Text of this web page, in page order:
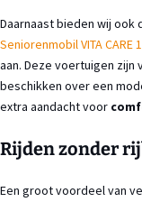
Daarnaast bieden wij ook
Seniorenmobil VITA CARE
aan. Deze voertuigen zijn
beschikken over een
extra aandacht voor
Rijden zonder
Een groot voordeel van